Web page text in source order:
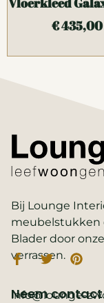
€435,00
Bij Lounge
meubelstukken
Blader door
verrassen.
Neem
info@lounge-